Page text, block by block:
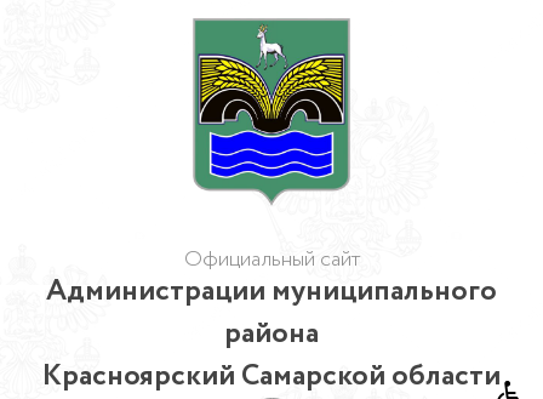
Официальный сайт
Администрации муниципального
района
Красноярский Самарской области